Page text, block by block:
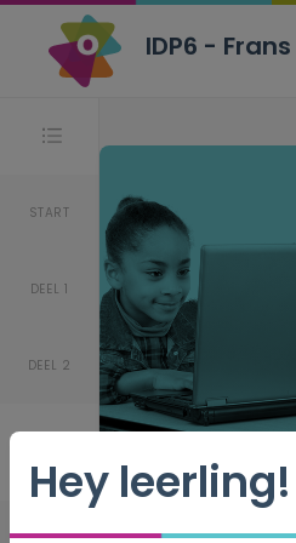
START
DEEL 1
DEEL 2
IDP6 -
Hey leerling!